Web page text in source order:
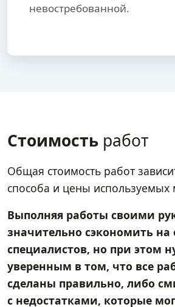
невостребованной.
Стоимость работ
Общая стоимость работ
способа и цены используемых
Выполняя работы своими
значительно сэкономить на
специалистов, но при этом
уверенным в том, что все
сделаны правильно, либо
с недостатками, которые